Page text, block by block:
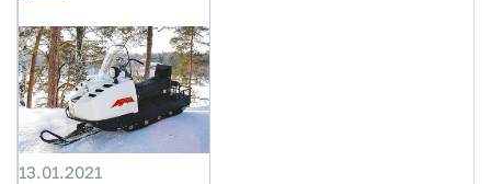
13.01.2021